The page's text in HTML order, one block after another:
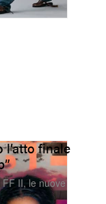
l’atto finale
II, le nuove